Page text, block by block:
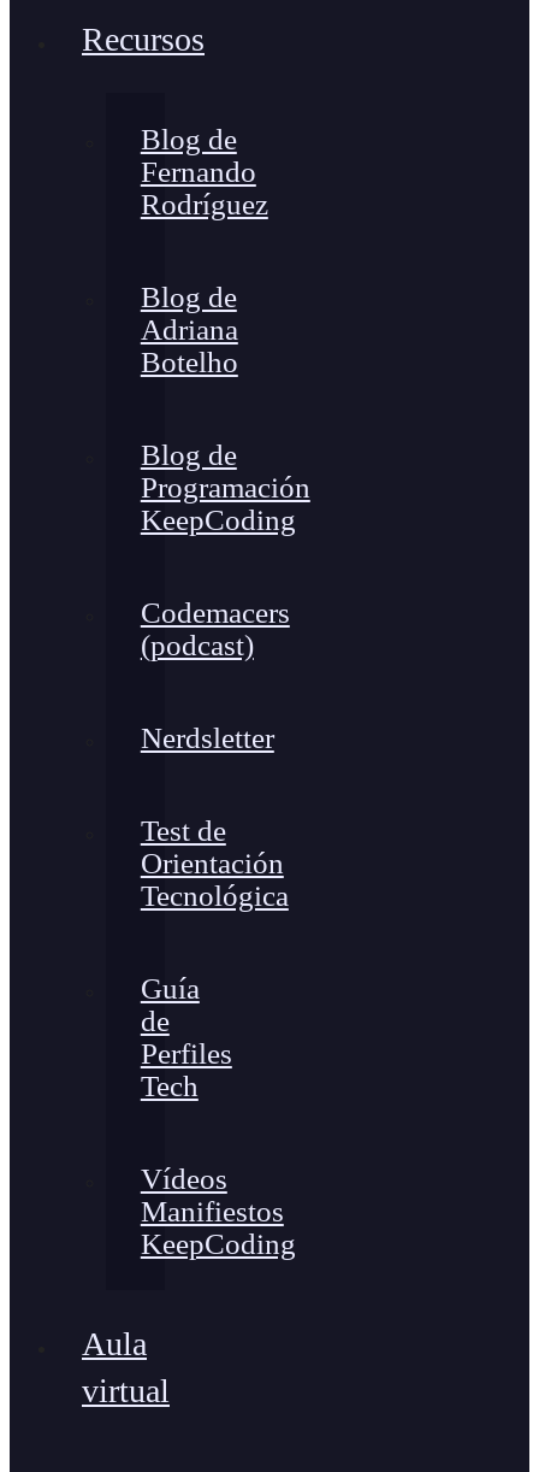
Recursos
Blog de
Fernando
Rodríguez
Blog de
Adriana
Botelho
Blog de
Programación
KeepCoding
Codemacers
(podcast)
Nerdsletter
Test de
Orientación
Tecnológica
Guía
de
Perfiles
Tech
Vídeos
Manifiestos
KeepCoding
Aula
virtual